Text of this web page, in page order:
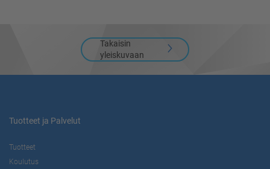
Takaisin
yleiskuvaan
Tuotteet ja Palvelut
Tuotteet
Koulutus